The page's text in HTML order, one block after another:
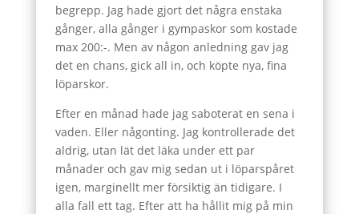
begrepp. Jag hade gjort det några enstaka
gånger, alla gånger i gympaskor som kostade
max 200:-. Men av någon anledning gav jag
det en chans, gick all in, och köpte nya, fina
löparskor.
Efter en månad hade jag saboterat en sena i
vaden. Eller någonting. Jag kontrollerade det
aldrig, utan lät det läka under ett par
månader och gav mig sedan ut i löparspåret
igen, marginellt mer försiktig än tidigare. I
alla fall ett tag. Efter att ha hållit mig på min